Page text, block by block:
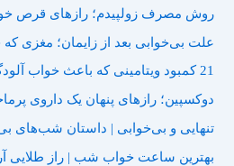
روش مصرف زولپیدم؛ رازهای قرص
علت بی‌خوابی بعد از زایمان؛ مغزی
21 کمبود ویتامینی که باعث خواب آلودگی خانمها میشود؟ 🌙
دوکسپین؛ رازهای پنهان یک داروی
تنهایی و بی‌خوابی | داستان شب‌های
بهترین ساعت خواب شب | راز طلایی